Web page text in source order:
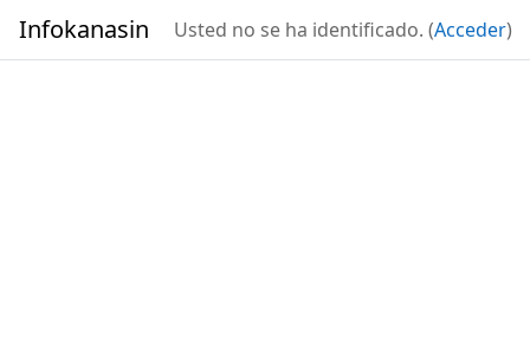
Infokanasin Usted no se ha identificado. (Acceder)